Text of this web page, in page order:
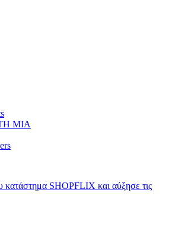
ΜΙΑ
κατάστημα SHOPFLIX και αύξησε τις